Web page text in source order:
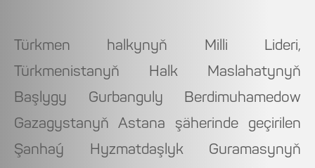
Türkmen halkynyň Milli Lideri,
Türkmenistanyň Halk Maslahatynyň
Başlygy Gurbanguly Berdimuhamedow
Gazagystanyň Astana şäherinde geçirilen
Şanhaý Hyzmatdaşlyk Guramasynyň